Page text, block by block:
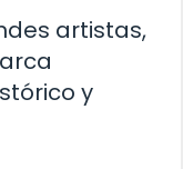
artistas,
y